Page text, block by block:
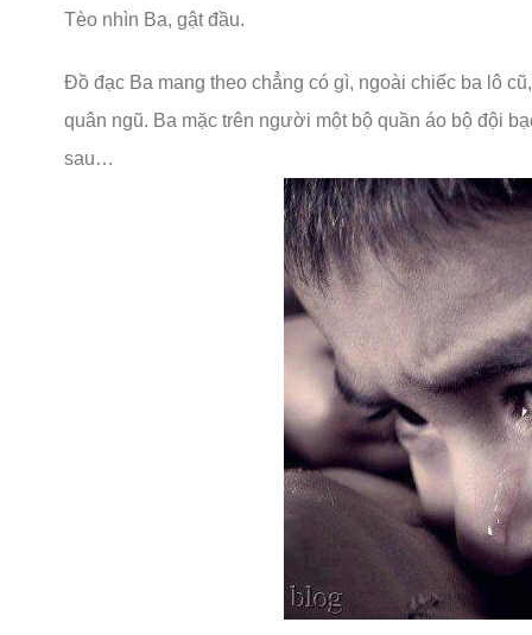
Tèo nhìn Ba, gật đầu.
Đồ đạc Ba mang theo chẳng có gì, ngoài chiếc ba lô
quân ngũ. Ba mặc trên người một bộ quần áo bộ đội
sau…